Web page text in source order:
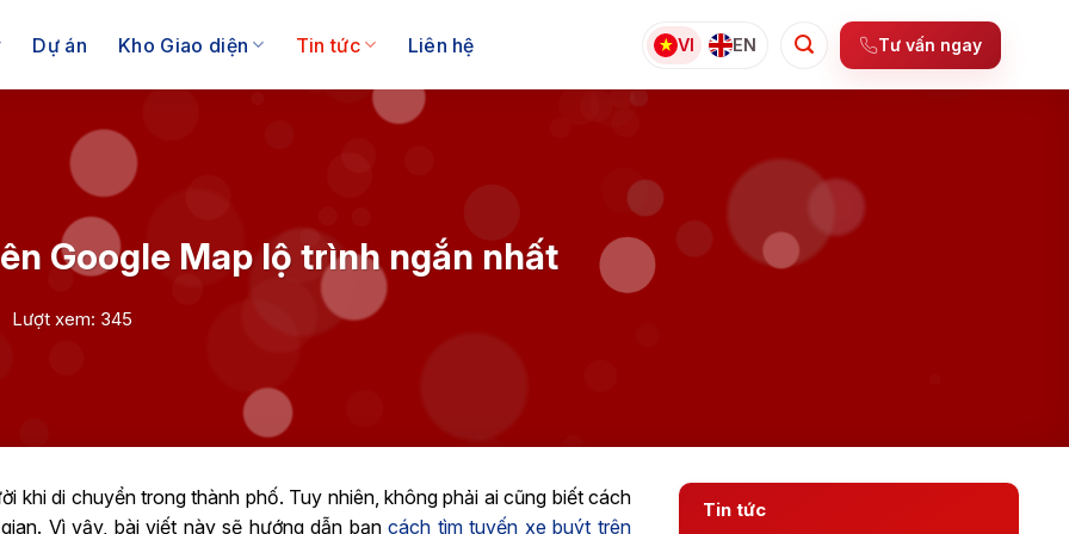
Dự án Kho Giao diện Tin tức Liên hệ VI EN Tư vấn ngay
Google Map lộ trình ngắn nhất
Lượt xem: 345
khi di chuyển trong thành phố. Tuy nhiên, không phải ai cũng biết cách
Vì vậy, bài viết này sẽ hướng dẫn bạncách tìm tuyến xe buýt trên
Tin tức